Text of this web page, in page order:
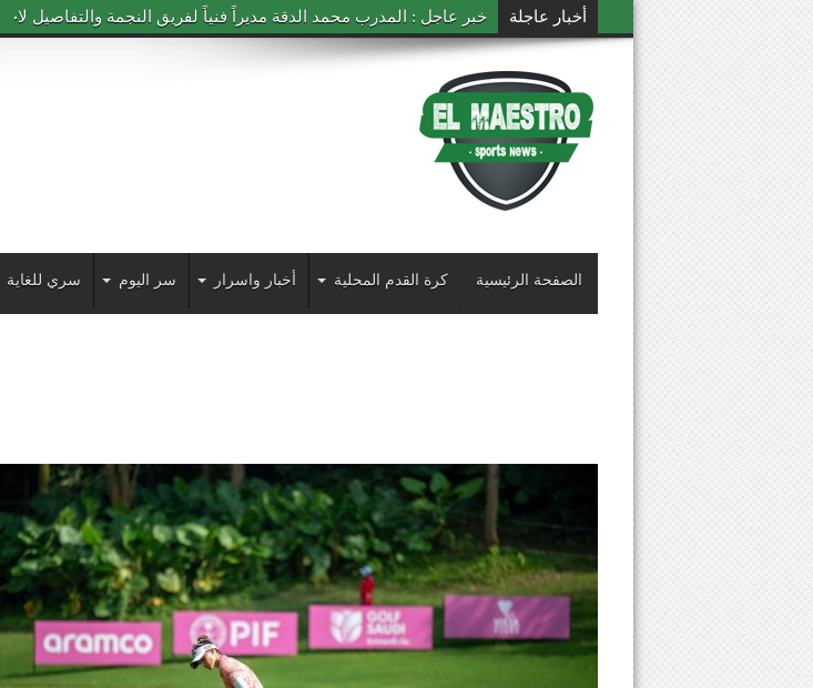
أخبار عاجلة خبر عاجل : المدرب محمد الدقة مديراً فنياً لفريق النجمة والتفاصيل لاحقاً
الصفحة الرئيسية كرة القدم المحلية أخبار واسرار سر اليوم سري للغاية